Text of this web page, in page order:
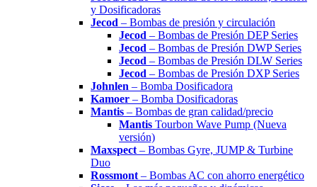
y Dosificadoras
Jecod – Bombas de presión y circulación
Jecod – Bombas de Presión DEP Series
Jecod – Bombas de Presión DWP Series
Jecod – Bombas de Presión DLW Series
Jecod – Bombas de Presión DXP Series
Johnlen – Bomba Dosificadora
Kamoer – Bomba Dosificadoras
Mantis – Bombas de gran calidad/precio
Mantis Tourbon Wave Pump (Nueva
versión)
Maxspect – Bombas Gyre, JUMP & Turbine
Duo
Rossmont – Bombas AC con ahorro energético